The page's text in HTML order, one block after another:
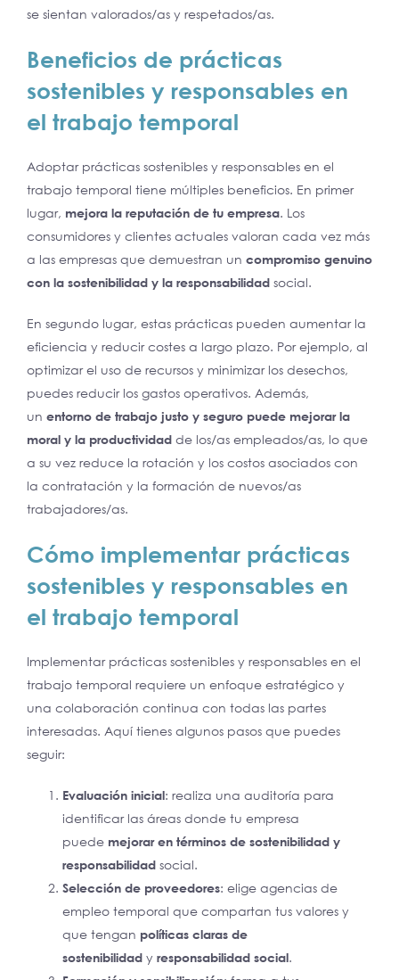
se sientan valorados/as y respetados/as.
Beneficios de prácticas
sostenibles y responsables en
el trabajo temporal
Adoptar prácticas sostenibles y responsables en el
trabajo temporal tiene múltiples beneficios. En primer
lugar, mejora la reputación de tu empresa. Los
consumidores y clientes actuales valoran cada vez más
a las empresas que demuestran un compromiso genuino
con la sostenibilidad y la responsabilidad social.
En segundo lugar, estas prácticas pueden aumentar la
eficiencia y reducir costes a largo plazo. Por ejemplo, al
optimizar el uso de recursos y minimizar los desechos,
puedes reducir los gastos operativos. Además,
un entorno de trabajo justo y seguro puede mejorar la
moral y la productividad de los/as empleados/as, lo que
a su vez reduce la rotación y los costos asociados con
la contratación y la formación de nuevos/as
trabajadores/as.
Cómo implementar prácticas
sostenibles y responsables en
el trabajo temporal
Implementar prácticas sostenibles y responsables en el
trabajo temporal requiere un enfoque estratégico y
una colaboración continua con todas las partes
interesadas. Aquí tienes algunos pasos que puedes
seguir:
Evaluación inicial: realiza una auditoría para
identificar las áreas donde tu empresa
puede mejorar en términos de sostenibilidad y
responsabilidad social.
Selección de proveedores: elige agencias de
empleo temporal que compartan tus valores y
que tengan políticas claras de
sostenibilidad y responsabilidad social.